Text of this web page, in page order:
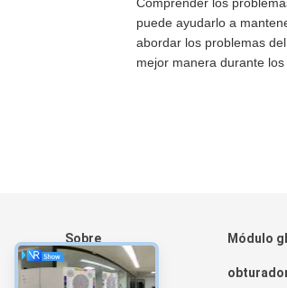
puede ayudarlo a
abordar los problemas
mejor manera durante los
Sobre
Inicio
Módulo